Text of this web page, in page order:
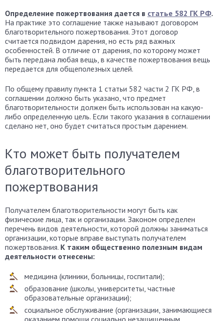
Определение пожертвования дается в статье 582 ГК РФ.
На практике это соглашение также называют договором
благотворительного пожертвования. Этот договор
считается подвидом дарения, но есть ряд важных
особенностей. В отличие от дарения, по которому может
быть передана любая вещь, в качестве пожертвования вещь
передается для общеполезных целей.
По общему правилу пункта 1 статьи 582 части 2 ГК РФ, в
соглашении должно быть указано, что предмет
благотворительности должен быть использован на какую-
либо определенную цель. Если такого указания в соглашении
сделано нет, оно будет считаться простым дарением.
Кто может быть получателем
благотворительного
пожертвования
Получателем благотворительности могут быть как
физические лица, так и организации. Законом определен
перечень видов деятельности, которой должны заниматься
организации, которые вправе выступать получателем
пожертвования. К таким общественно полезным видам
деятельности отнесены:
медицина (клиники, больницы, госпитали);
образование (школы, университеты, частные
образовательные организации);
социальное обслуживание (организации, занимающиеся
оказанием помощи социально незащищенным